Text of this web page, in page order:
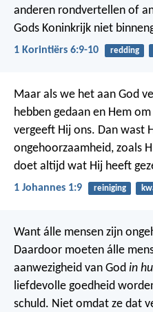
anderen rondvertellen of
Gods Koninkrijk niet
1 Korintiërs 6:9-10 redding
Maar als we het aan God
hebben gedaan en Hem
vergeeft Hij ons. Dan wast
ongehoorzaamheid, zoals
doet altijd wat Hij heeft
1 Johannes 1:9 reiniging
Want álle mensen zijn
Daardoor moeten álle
aanwezigheid van God in
liefdevolle goedheid
schuld. Niet omdat ze dat